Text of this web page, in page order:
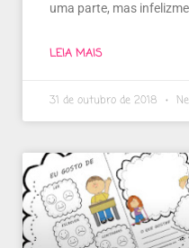
uma parte, mas
LEIA MAIS
31 de outubro de 2018